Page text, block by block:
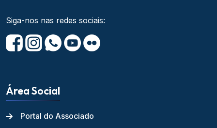
Siga-nos nas redes sociais:
Área Social
Portal do Associado